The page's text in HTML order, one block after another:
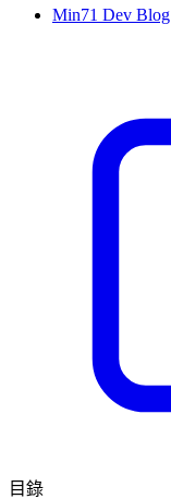
Min71 Dev Blog
目錄